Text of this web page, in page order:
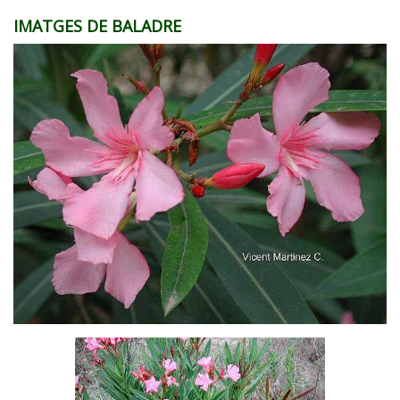
IMATGES DE BALADRE